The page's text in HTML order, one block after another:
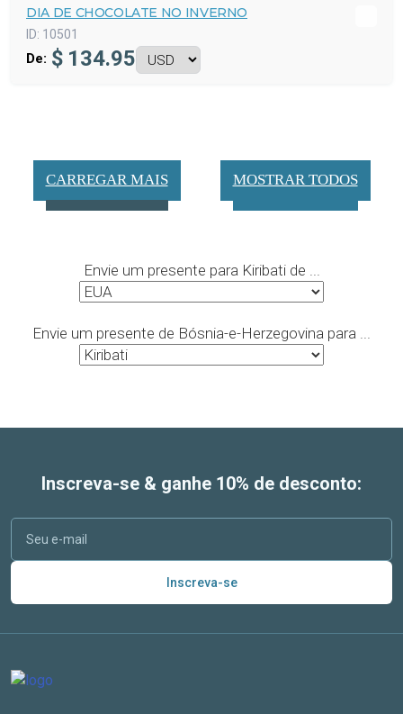
DIA DE CHOCOLATE NO INVERNO
ID: 10501
De: $ 134.95
CARREGAR MAIS MOSTRAR TODOS
Envie um presente para Kiribati de ...
Envie um presente de Bósnia-e-Herzegovina para ...
Inscreva-se & ganhe 10% de desconto:
Inscreva-se